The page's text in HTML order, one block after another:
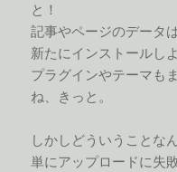
と！
記事やページのデータ
新たにインストールし
プラグインやテーマも
ね、きっと。
しかしどういうことな
単にアップロードに失